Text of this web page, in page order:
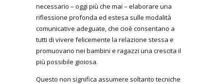
necessario – oggi più che mai – elaborare una
riflessione profonda ed estesa sulle modalità
comunicative adeguate, che cioè consentano a
tutti di vivere felicemente la relazione stessa e
promuovano nei bambini e ragazzi una crescita il
più possibile gioiosa.
Questo non significa assumere soltanto tecniche